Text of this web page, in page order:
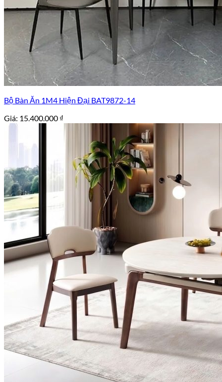
Bộ Bàn Ăn 1M4 Hiện Đại BAT9872-14
Giá: 15.400.000 ₫